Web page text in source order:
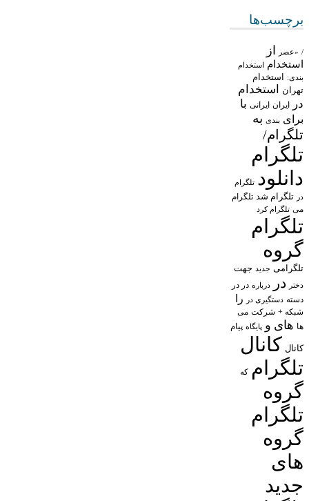
برچسب‌ها
/ «عصر از
استخدام استخدام
بندی: استخدام
تهران
استخدام
در
ایران ایرانی با
برای بندی به
تلگرام/
تلگرام
دانلود تلگرام
در تلگرام شد تلگرام
می تلگرام کرد
تلگرام
گروه
تلگرامی جدید جهت
دختر در درباره در در
دسته دستگیری در را
شبکه + شرکت می
ها های و پایگاه پیام
کانال کانال
تلگرام که
گروه
تلگرام
گروه
های
جدید